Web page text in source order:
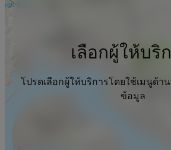
เลือกผู้ให้บริ
โปรดเลือกผู้ให้บริการโดยใช้เมนูด้า
ข้อมูล